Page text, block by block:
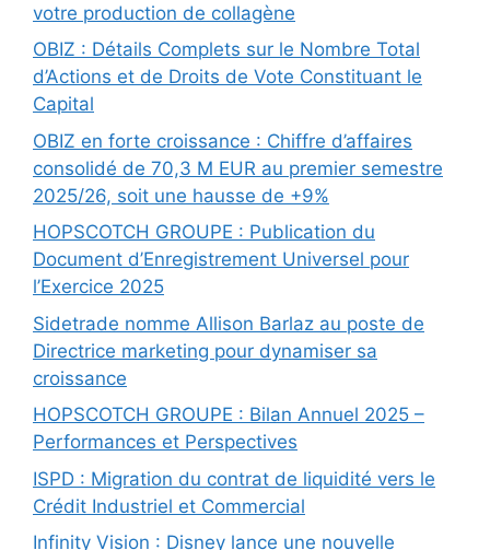
votre production de collagène
OBIZ : Détails Complets sur le Nombre Total
d’Actions et de Droits de Vote Constituant le
Capital
OBIZ en forte croissance : Chiffre d’affaires
consolidé de 70,3 M EUR au premier semestre
2025/26, soit une hausse de +9%
HOPSCOTCH GROUPE : Publication du
Document d’Enregistrement Universel pour
l’Exercice 2025
Sidetrade nomme Allison Barlaz au poste de
Directrice marketing pour dynamiser sa
croissance
HOPSCOTCH GROUPE : Bilan Annuel 2025 –
Performances et Perspectives
ISPD : Migration du contrat de liquidité vers le
Crédit Industriel et Commercial
Infinity Vision : Disney lance une nouvelle